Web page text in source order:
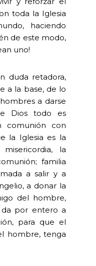
toda la Iglesia
haciendo
de este modo,
uno!
duda retadora,
a la base, de lo
a darse
Dios todo es
comunión con
la Iglesia es la
la
familia
a salir y a
a donar la
del hombre,
por entero a
para que el
hombre, tenga